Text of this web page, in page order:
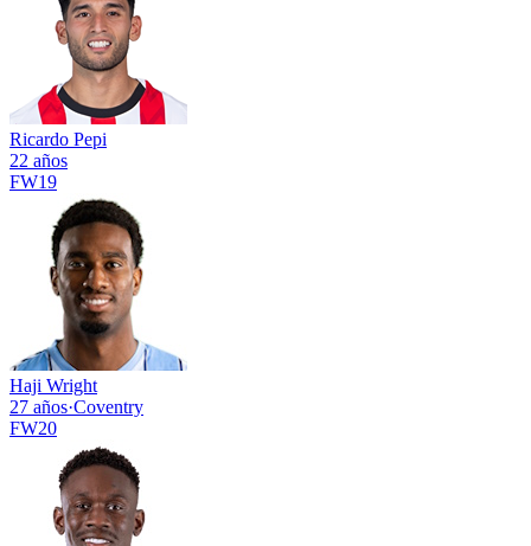
Ricardo Pepi
22 años
FW19
Haji Wright
27 años·Coventry
FW20